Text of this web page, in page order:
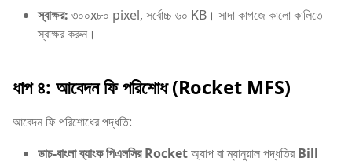
স্বাক্ষর: ৩০০x৮০ pixel, সর্বোচ্চ ৬০ KB। সাদা কাগজে কালো কালিতে
স্বাক্ষর করুন।
ধাপ ৪: আবেদন ফি পরিশোধ (Rocket MFS)
আবেদন ফি পরিশোধের পদ্ধতি:
ডাচ-বাংলা ব্যাংক পিএলসির Rocketঅ্যাপ বা ম্যানুয়াল পদ্ধতিরBill